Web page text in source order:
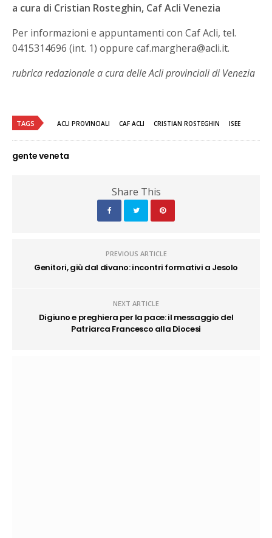
a cura di Cristian Rosteghin, Caf Acli Venezia
Per informazioni e appuntamenti con Caf Acli, tel.
0415314696 (int. 1) oppure caf.marghera@acli.it.
rubrica redazionale a cura delle Acli provinciali di Venezia
TAGS ACLI PROVINCIALI CAF ACLI CRISTIAN ROSTEGHIN ISEE
gente veneta
Share This
PREVIOUS ARTICLE
Genitori, giù dal divano: incontri formativi a Jesolo
NEXT ARTICLE
Digiuno e preghiera per la pace: il messaggio del
Patriarca Francesco alla Diocesi